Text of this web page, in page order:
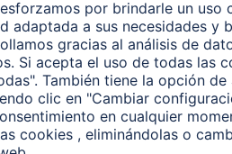
buscas?
Buscar entre todos
nuestros
productos